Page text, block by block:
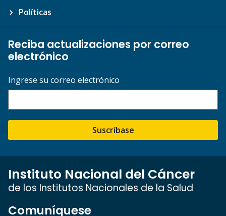
Políticas
Reciba actualizaciones por correo
electrónico
Ingrese su correo electrónico
Suscríbase
Instituto Nacional del Cáncer
de los Institutos Nacionales de la Salud
Comuníquese